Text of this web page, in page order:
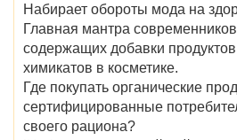
Набирает обороты мода на
Главная мантра
содержащих добавки
химикатов в косметике.
Где покупать органические
сертифицированные
своего рациона?